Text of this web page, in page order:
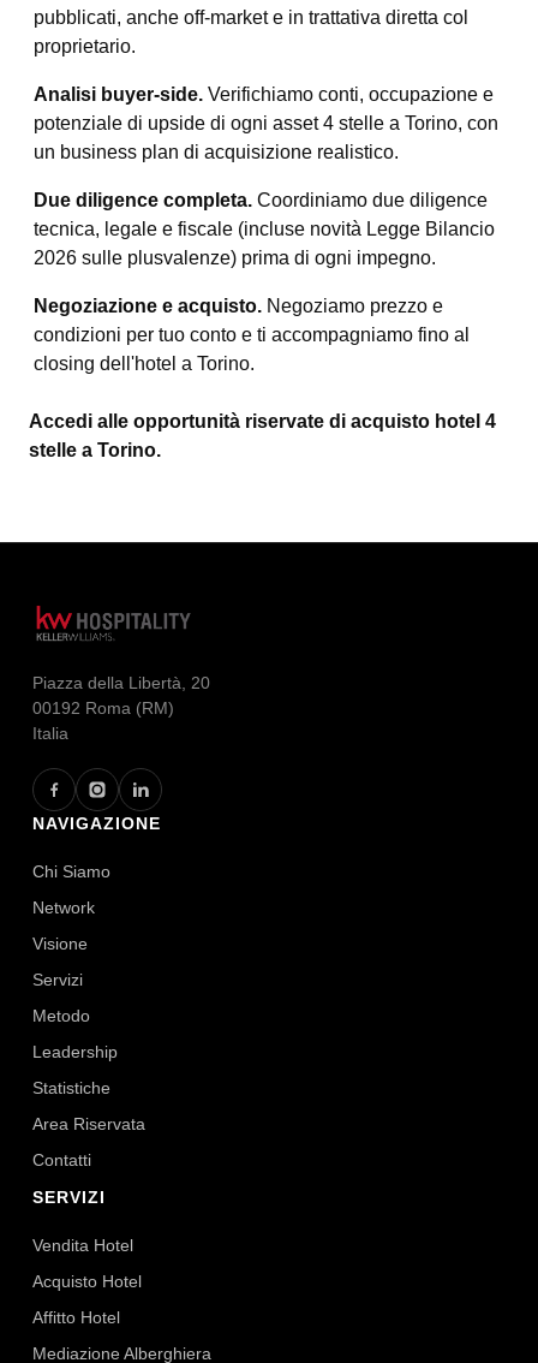
pubblicati, anche off-market e in trattativa diretta col
proprietario.
Analisi buyer-side. Verifichiamo conti, occupazione e
potenziale di upside di ogni asset 4 stelle a Torino, con
un business plan di acquisizione realistico.
Due diligence completa. Coordiniamo due diligence
tecnica, legale e fiscale (incluse novità Legge Bilancio
2026 sulle plusvalenze) prima di ogni impegno.
Negoziazione e acquisto. Negoziamo prezzo e
condizioni per tuo conto e ti accompagniamo fino al
closing dell'hotel a Torino.
Accedi alle opportunità riservate di acquisto hotel 4
stelle a Torino.
Piazza della Libertà, 20
00192 Roma (RM)
Italia
NAVIGAZIONE
Chi Siamo
Network
Visione
Servizi
Metodo
Leadership
Statistiche
Area Riservata
Contatti
SERVIZI
Vendita Hotel
Acquisto Hotel
Affitto Hotel
Mediazione Alberghiera